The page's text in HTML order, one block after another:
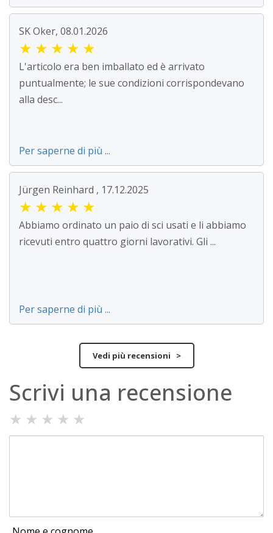
SK Oker, 08.01.2026
★ ★ ★ ★ ★
L'articolo era ben imballato ed è arrivato
puntualmente; le sue condizioni corrispondevano
alla desc...
Per saperne di più ...
Jürgen Reinhard , 17.12.2025
★ ★ ★ ★ ★
Abbiamo ordinato un paio di sci usati e li abbiamo
ricevuti entro quattro giorni lavorativi. Gli ...
Per saperne di più ...
Vedi più recensioni >
Scrivi una recensione
★ ★ ★ ★ ★